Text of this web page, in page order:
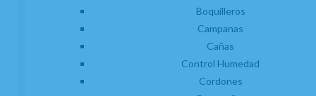
Boquilleros
Campanas
Cañas
Control Humedad
Cordones
23,78
21.00%
AÑADIR A CESTA